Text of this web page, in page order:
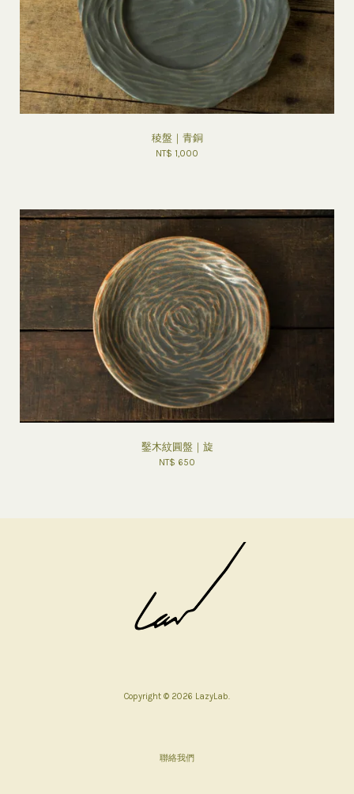
稜盤｜青銅
NT$ 1,000
鑿木紋圓盤｜旋
NT$ 650
Copyright © 2026 LazyLab.
聯絡我們